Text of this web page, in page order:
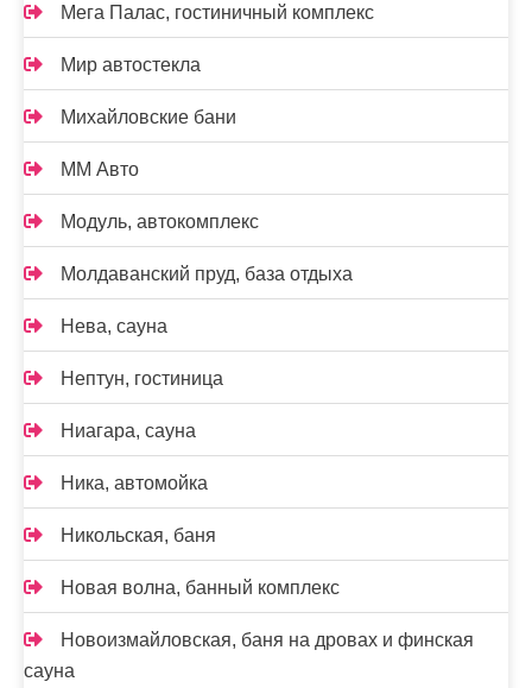
Мега Палас, гостиничный комплекс
Мир автостекла
Михайловские бани
ММ Авто
Модуль, автокомплекс
Молдаванский пруд, база отдыха
Нева, сауна
Нептун, гостиница
Ниагара, сауна
Ника, автомойка
Никольская, баня
Новая волна, банный комплекс
Новоизмайловская, баня на дровах и финская
сауна